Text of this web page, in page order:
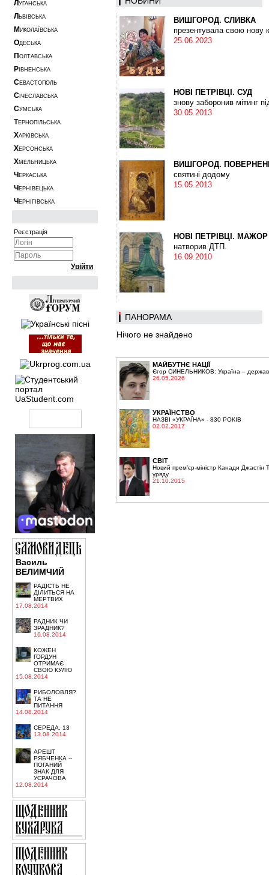
Л УГАНСЬКА
Л ЬВІВСЬКА
М ИКОЛАЇВСЬКА
ОДЕСЬКА
П ОЛТАВСЬКА
Р ІВНЕНСЬКА
СЕВАСТОПОЛЬ
С ІЧЕСЛАВСЬКА
СУМСЬКА
ТЕРНОПІЛЬСЬКА
ХАРКІВСЬКА
ХЕРСОНСЬКА
ХМЕЛЬНИЦЬКА
Ч ЕРКАСЬКА
Ч ЕРНІВЕЦЬКА
Ч ЕРНІГІВСЬКА
Реєстрація
Василь
ВЕЛИМЧИЙ
РАДІСТЬ НЕ
ДІЛИТЬСЯ НА
МЕРТВИХ
17.08.2014
РАДНИК ЧИ
ЗРАДНИК?
16.08.2014
КОЖЕН
ГОРДУН
ОТРИМАЄ
СВОЮ КУЛЮ
15.08.2014
РИБОЛОВЛЯ?
ТА НЕ
ПИТАННЯ
14.08.2014
СЕРЕДА, 13
13.08.2014
АРЕШТ
РЯБЧЕНКА --
ПОГАНИЙ
ЗНАК ДЛЯ
УСРАЧОВА
12.08.2014
ВИШГОРОД. СЛИВКА
презентувала свою нову
25.06.2023
НОВІ ПЕТРІВЦІ. СУД
знову заборонив мітинг
30.05.2013
ВИШГОРОД.
святині додому
15.05.2013
НОВІ ПЕТРІВЦІ. МАЖОР
натворив ДТП.
16.09.2010
ПАНОРАМА
Нічого не знайдено
МАЙБУТНЄ НАЦІЇ
Єгор СИНЕЛЬНИКОВ: Україна –
26.05.2026
УКРАЇНСТВО
НАЗВІ «УКРАЇНА» - 830 РОКІВ
02.02.2017
СВІТ
Новий прем’єр-міністр Канади Джастін
уряду
21.10.2015